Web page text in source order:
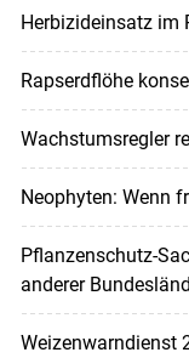
Herbizideinsatz im
Rapserdflöhe
Wachstumsregler
Neophyten: Wenn
Pflanzenschutz-
anderer
Weizenwarndienst